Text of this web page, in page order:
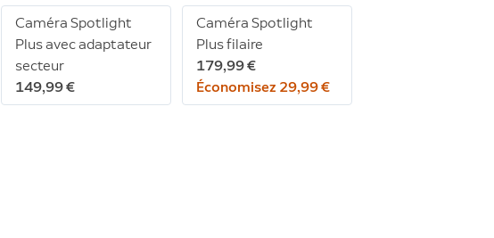
Caméra Spotlight
Plus avec adaptateur
secteur
149,99 €
Caméra Spotlight
Plus filaire
179,99 €
Économisez 29,99 €